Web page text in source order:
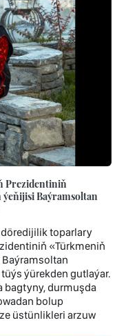
Prezidentiniň
Baýramsoltan
toparlary
«Türkmeniň
ýürekden gutlaýar.
bagtyny, durmuşda
bolup
üstünlikleri arzuw